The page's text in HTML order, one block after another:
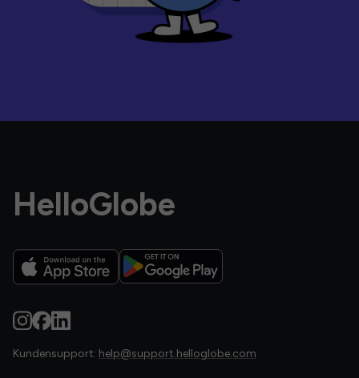
HelloGlobe
Kundensupport: help@support.helloglobe.com